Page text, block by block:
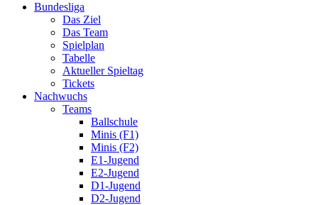
Bundesliga
Das Ziel
Das Team
Spielplan
Tabelle
Aktueller Spieltag
Tickets
Nachwuchs
Teams
Ballschule
Minis (F1)
Minis (F2)
E1-Jugend
E2-Jugend
D1-Jugend
D2-Jugend